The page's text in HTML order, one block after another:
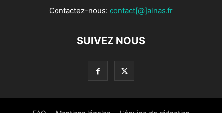
Contactez-nous: contact[@]alnas.fr
SUIVEZ NOUS